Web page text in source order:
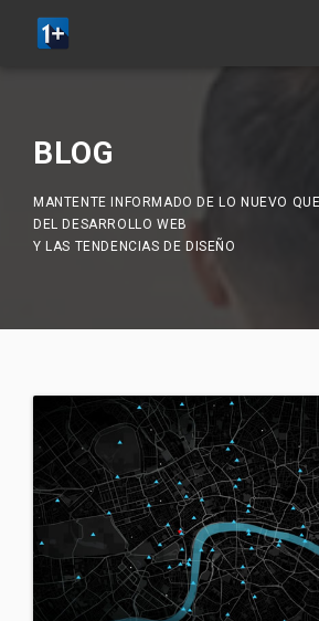
BLOG
MANTENTE INFORMADO DE LO NUEVO
DEL DESARROLLO WEB
Y LAS TENDENCIAS DE DISEÑO